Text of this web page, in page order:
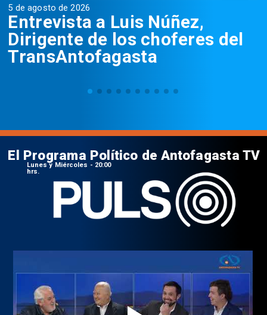
5 de agosto de 2026
Entrevista a Luis Núñez,
Dirigente de los choferes del
TransAntofagasta
El Programa Político de Antofagasta TV
Lunes y Miércoles - 20:00
hrs.